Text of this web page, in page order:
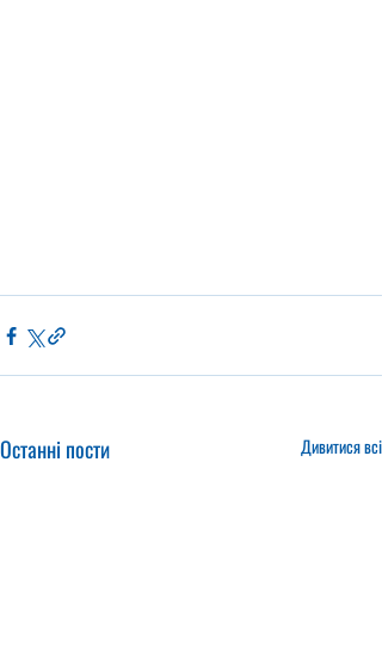
Останні пости Дивитися всі